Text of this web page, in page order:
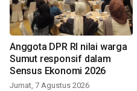
Anggota DPR RI nilai warga
Sumut responsif dalam
Sensus Ekonomi 2026
Jumat, 7 Agustus 2026